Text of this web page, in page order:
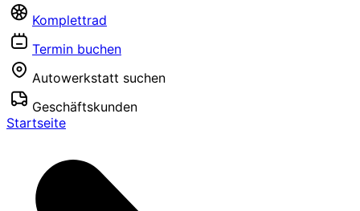
Komplettrad
Termin buchen
Autowerkstatt suchen
Geschäftskunden
Startseite